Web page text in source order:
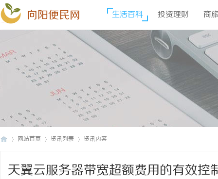
向阳便民网 生活百科 投资理财 商
网站首页 资讯列表 资讯内容
天翼云服务器带宽超额费用的有效控